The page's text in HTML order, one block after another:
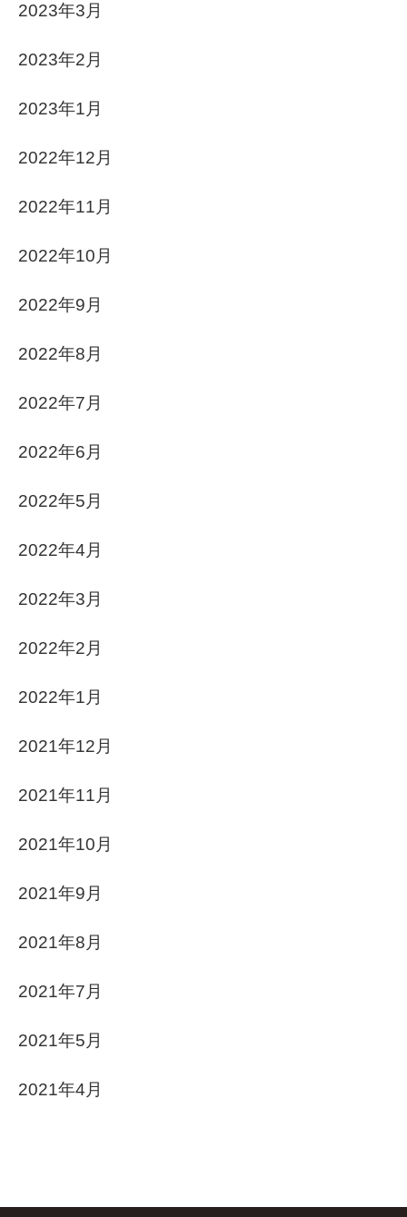
2023年3月
2023年2月
2023年1月
2022年12月
2022年11月
2022年10月
2022年9月
2022年8月
2022年7月
2022年6月
2022年5月
2022年4月
2022年3月
2022年2月
2022年1月
2021年12月
2021年11月
2021年10月
2021年9月
2021年8月
2021年7月
2021年5月
2021年4月